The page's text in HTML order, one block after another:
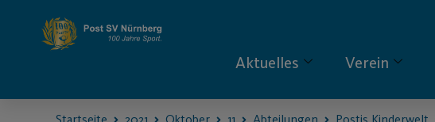
Aktuelles Verein
Startseite 2021 Oktober 11 Abteilungen Postis Kinderwelt